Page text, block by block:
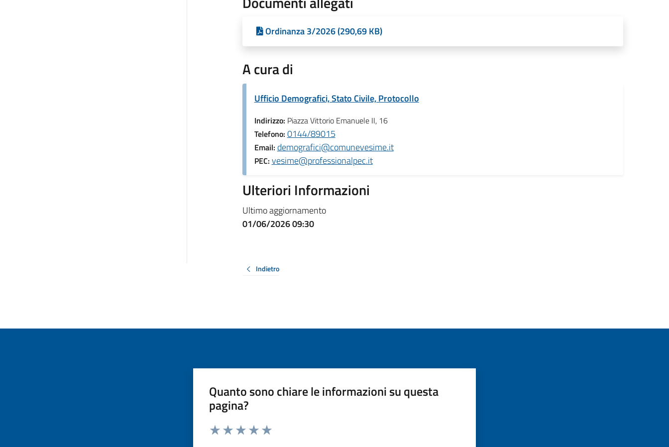
Ordinanza 3/2026 (290,69 KB)
A cura di
Ufficio Demografici, Stato Civile, Protocollo
Indirizzo: Piazza Vittorio Emanuele II, 16
Telefono: 0144/89015
Email: demografici@comunevesime.it
PEC: vesime@professionalpec.it
Ulteriori Informazioni
Ultimo aggiornamento
01/06/2026 09:30
Indietro
Quanto sono chiare le informazioni su questa
pagina?
Valuta da 1 a 5 stelle la pagina